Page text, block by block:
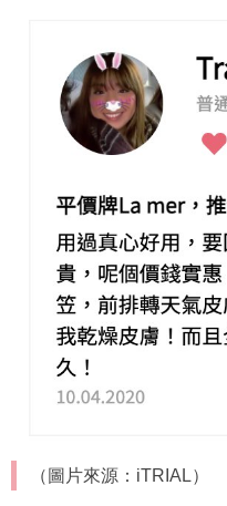
（圖片來源：iTRIAL）